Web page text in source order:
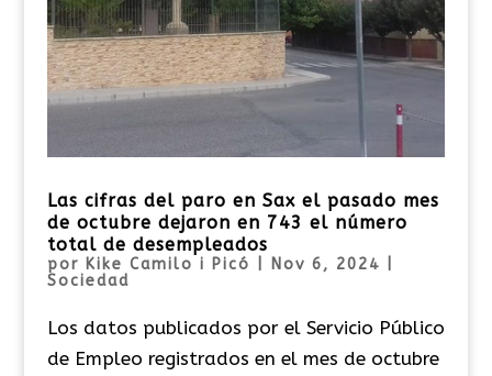
Las cifras del paro en Sax el pasado mes
de octubre dejaron en 743 el número
total de desempleados
por Kike Camilo i Picó Nov 6, 2024
Sociedad
Los datos publicados por el Servicio Público
de Empleo registrados en el mes de octubre